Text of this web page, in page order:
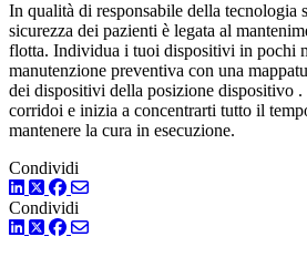
In qualità di responsabile della tecnologia
sicurezza dei pazienti è legata al
flotta. Individua i tuoi dispositivi in pochi
manutenzione preventiva con una
dei dispositivi della posizione dispositivo .
corridoi e inizia a concentrarti tutto il
mantenere la cura in esecuzione.
Condividi
LinkedIn
TwitterFacebook
Condividi
LinkedIn
TwitterFacebook